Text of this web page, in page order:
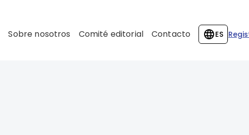
Sobre nosotros Comité editorial Contacto ES